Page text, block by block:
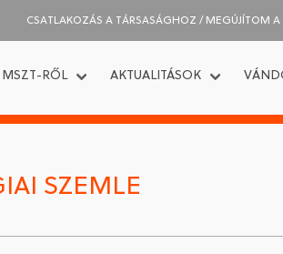
CSATLAKOZÁS A TÁRSASÁGHOZ / MEGÚJÍTOM
RŐL AKTUALITÁSOK
SZEMLE